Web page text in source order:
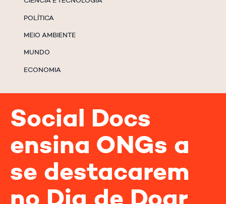
POLÍTICA
MEIO AMBIENTE
MUNDO
ECONOMIA
Social Docs
ensina ONGs a
se destacarem
no Dia de Doar